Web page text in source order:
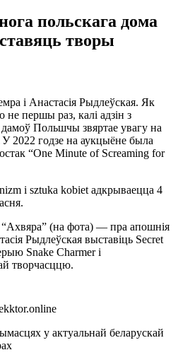
польскага дома
творы
і Анастасія Рыдлеўская. Як
першы раз, калі адзін з
Польшчы звяртае увагу на
У 2022 годзе на аукцыёне была
“One Minute of Screaming for
i sztuka kobiet адкрываецца 4
“Ахвяра” (на фота) — пра апошнія
Рыдлеўская выставіць Secret
Snake Charmer і
творчасццю.
у актуальнай беларускай